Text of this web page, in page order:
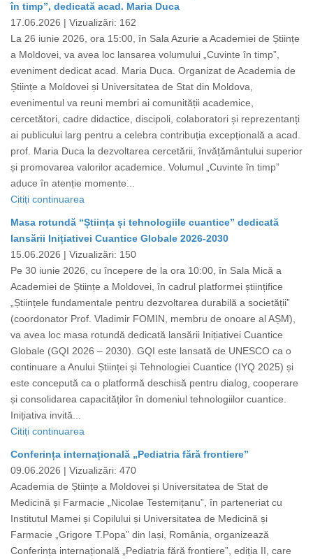
în timp”, dedicată acad. Maria Duca
17.06.2026 | Vizualizări: 162
La 26 iunie 2026, ora 15:00, în Sala Azurie a Academiei de Științe
a Moldovei, va avea loc lansarea volumului „Cuvinte în timp”,
eveniment dedicat acad. Maria Duca. Organizat de Academia de
Științe a Moldovei și Universitatea de Stat din Moldova,
evenimentul va reuni membri ai comunității academice,
cercetători, cadre didactice, discipoli, colaboratori și reprezentanți
ai publicului larg pentru a celebra contribuția excepțională a acad.
prof. Maria Duca la dezvoltarea cercetării, învățământului superior
și promovarea valorilor academice. Volumul „Cuvinte în timp”
aduce în atenție momente...
Citiți continuarea
Masa rotundă “Știința și tehnologiile cuantice” dedicată
lansării Inițiativei Cuantice Globale 2026-2030
15.06.2026 | Vizualizări: 150
Pe 30 iunie 2026, cu începere de la ora 10:00, în Sala Mică a
Academiei de Științe a Moldovei, în cadrul platformei științifice
„Științele fundamentale pentru dezvoltarea durabilă a societății”
(coordonator Prof. Vladimir FOMIN, membru de onoare al AȘM),
va avea loc masa rotundă dedicată lansării Inițiativei Cuantice
Globale (GQI 2026 – 2030). GQI este lansată de UNESCO ca o
continuare a Anului Științei și Tehnologiei Cuantice (IYQ 2025) și
este concepută ca o platformă deschisă pentru dialog, cooperare
și consolidarea capacităților în domeniul tehnologiilor cuantice.
Inițiativa invită...
Citiți continuarea
Conferința internațională „Pediatria fără frontiere”
09.06.2026 | Vizualizări: 470
Academia de Științe a Moldovei și Universitatea de Stat de
Medicină și Farmacie „Nicolae Testemițanu”, în parteneriat cu
Institutul Mamei și Copilului și Universitatea de Medicină și
Farmacie „Grigore T.Popa” din Iași, România, organizează
Conferința internațională „Pediatria fără frontiere”, ediția II, care